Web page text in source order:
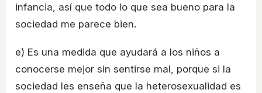
infancia, así que todo lo que sea bueno para la
sociedad me parece bien.
e) Es una medida que ayudará a los niños a
conocerse mejor sin sentirse mal, porque si la
sociedad les enseña que la heterosexualidad es